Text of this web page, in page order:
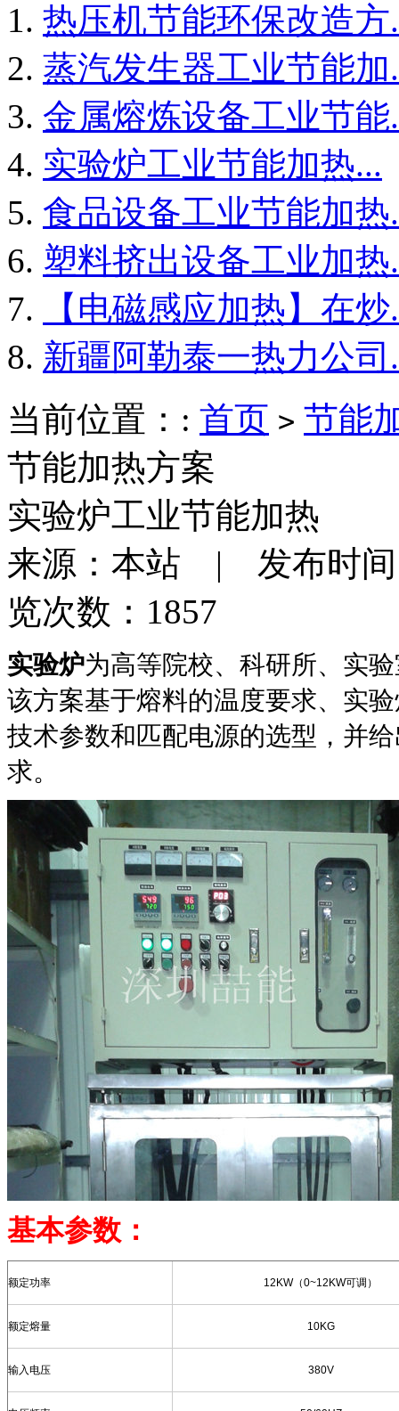
热压机节能环保改造方
蒸汽发生器工业节能加
金属熔炼设备工业节能
实验炉工业节能加热...
食品设备工业节能加热
塑料挤出设备工业加热
【电磁感应加热】在炒
新疆阿勒泰一热力公司
当前位置：: 首页 > 节能
节能加热方案
实验炉工业节能加热
来源：本站 | 发布时间
览次数：1857
实验炉为高等院校、科研所、实
该方案基于熔料的温度要求、实
技术参数和匹配电源的选型，并
求。
基本参数：
额定功率 12KW（0~12KW可调）
额定熔量 10KG
输入电压 380V